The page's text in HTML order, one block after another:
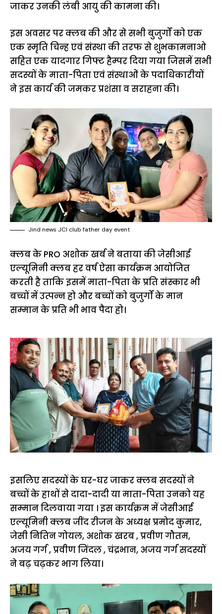
जाकर उनकी लंबी आयु की कामना की।
इस अवसर पर क्लब की और से सभी बुजुर्गों को एक
एक स्मृति चिन्ह एवं संस्था की तरफ से शुभकामनाओ
सहित एक यादगार गिफ्ट हैम्पर दिया गया जिसमें सभी
सदस्यों के माता-पिता एवं संस्थाओं के पदाधिकारीयों
ने इस कार्य की जमकर प्रशंसा व सराहना की।
Jind news JCI club father day event
क्लब के PRO अशोक खर्ब ने बताया की जेसीआई
एल्यूमिनी क्लब हर वर्ष ऐसा कार्यक्रम आयोजित
करती है ताकि इसमें माता-पिता के प्रति संस्कार भी
बच्चों में उत्पन्न हो और बच्चों को बुजुर्गों के मान
सम्मान के प्रति भी भाव पैदा हो।
इसलिए सदस्यों के घर-घर जाकर क्लब सदस्यों ने
बच्चों के हाथों से दादा-दादी या माता-पिता उनको यह
सम्मान दिलवाया गया । इस कार्यक्रम में जेसीआई
एल्यूमिनी क्लब जींद रीजन के अध्यक्ष प्रमोद कुमार,
जेसी नितिन गोयल, अशोक खरब , प्रवीण गौतम,
अजय गर्ग , प्रवीण जिंदल , चंद्रभान, अजय गर्ग सदस्यों
ने बढ़ चढ़कर भाग लिया।